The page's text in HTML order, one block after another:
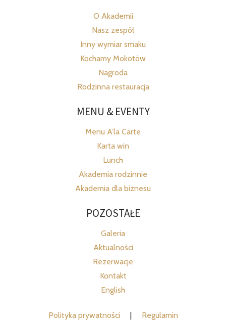
O Akademii
Nasz zespół
Inny wymiar smaku
Kochamy Mokotów
Nagroda
Rodzinna restauracja
MENU & EVENTY
Menu A’la Carte
Karta win
Lunch
Akademia rodzinnie
Akademia dla biznesu
POZOSTAŁE
Galeria
Aktualności
Rezerwacje
Kontakt
English
Polityka prywatności | Regulamin